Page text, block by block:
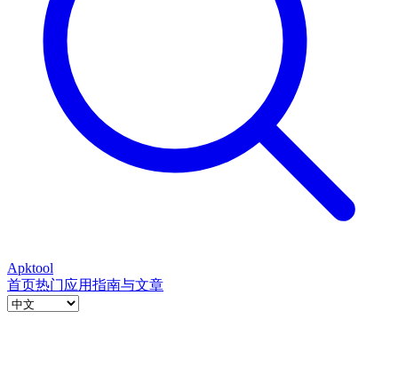
Apktool
首页热门应用指南与文章